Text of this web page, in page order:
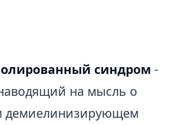
синдром -
на мысль о
демиелинизирующем